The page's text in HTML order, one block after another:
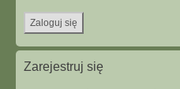
Zarejestruj się